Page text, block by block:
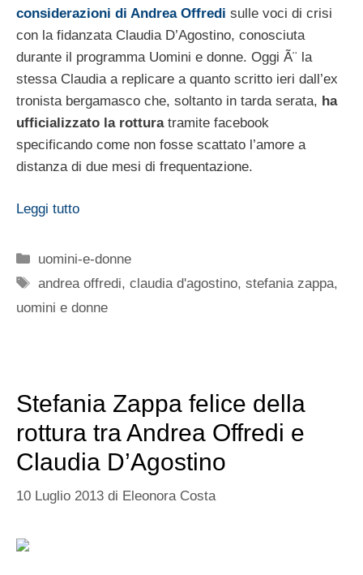
considerazioni di Andrea Offredi sulle voci di crisi
con la fidanzata Claudia D’Agostino, conosciuta
durante il programma Uomini e donne. Oggi Ã¨ la
stessa Claudia a replicare a quanto scritto ieri dall’ex
tronista bergamasco che, soltanto in tarda serata, ha
ufficializzato la rotturatramite facebook
specificando come non fosse scattato l’amore a
distanza di due mesi di frequentazione.
Leggi tutto
Categorie
uomini-e-donne
Tag
andrea offredi,claudia d'agostino,stefania zappa,
uomini e donne
Stefania Zappa felice della
rottura tra Andrea Offredi e
Claudia D’Agostino
10 Luglio 2013 di Eleonora Costa